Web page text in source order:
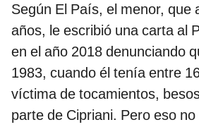
Según El País, el menor, que
años, le escribió una carta al
en el año 2018 denunciando
1983, cuando él tenía entre
víctima de tocamientos,
parte de Cipriani. Pero eso